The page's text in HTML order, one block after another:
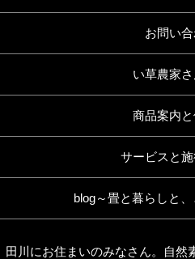
田川にお住まいのみなさん。自然
お問い
い草農家
商品案内
サービスと
blog～畳と暮らしと